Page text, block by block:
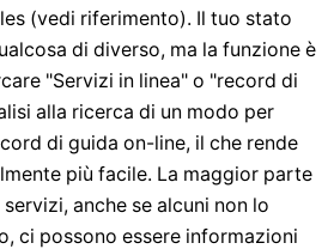
(vedi riferimento). Il tuo stato
di diverso, ma la funzione è
"Servizi in linea" o "record di
alla ricerca di un modo per
di guida on-line, il che rende
più facile. La maggior parte
anche se alcuni non lo
ci possono essere informazioni